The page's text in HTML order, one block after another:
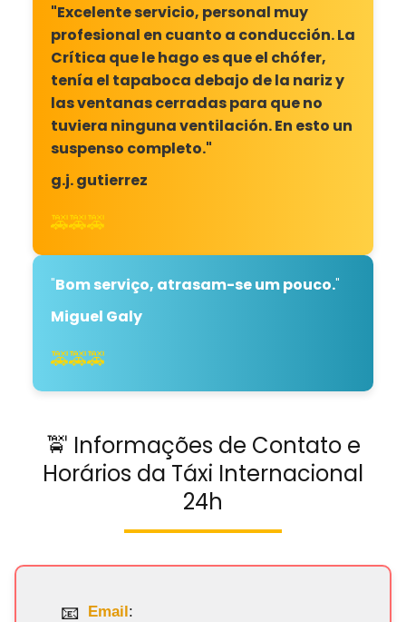
"Excelente servicio, personal muy
profesional en cuanto a conducción. La
Crítica que le hago es que el chófer,
tenía el tapaboca debajo de la nariz y
las ventanas cerradas para que no
tuviera ninguna ventilación. En esto un
suspenso completo."
g.j. gutierrez
🚕🚕🚕
"Bom serviço, atrasam-se um pouco."
Miguel Galy
🚕🚕🚕
🚖 Informações de Contato e
Horários da Táxi Internacional
24h
Email: